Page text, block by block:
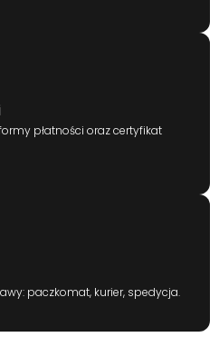
płatności oraz certyfikat
paczkomat, kurier, spedycja.